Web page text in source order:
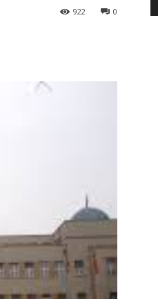
0
922